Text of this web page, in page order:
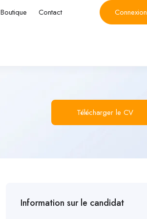
Boutique Contact Connexion
Télécharger le CV
Information sur le candidat